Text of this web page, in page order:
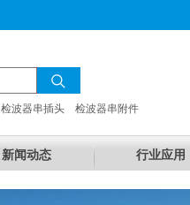
检波器串插头 检波器串附件
新闻动态 行业应用